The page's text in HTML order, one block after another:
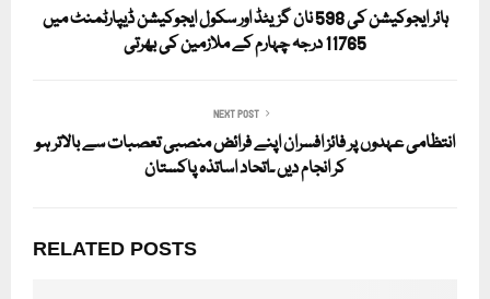
ہائر ایجوکیشن کی 598 نان گزیٹڈ اور سکول ایجوکیشن ڈیپارٹمنٹ میں
11765 درجہ چہارم کے ملازمین کی بھرتی
NEXT POST
انتظامی عہدوں پر فائز افسران اپنے فرائض منصبی تعصبات سے بالاتر ہو
کر انجام دیں ۔اتحاد اساتذہ پاکستان
RELATED POSTS